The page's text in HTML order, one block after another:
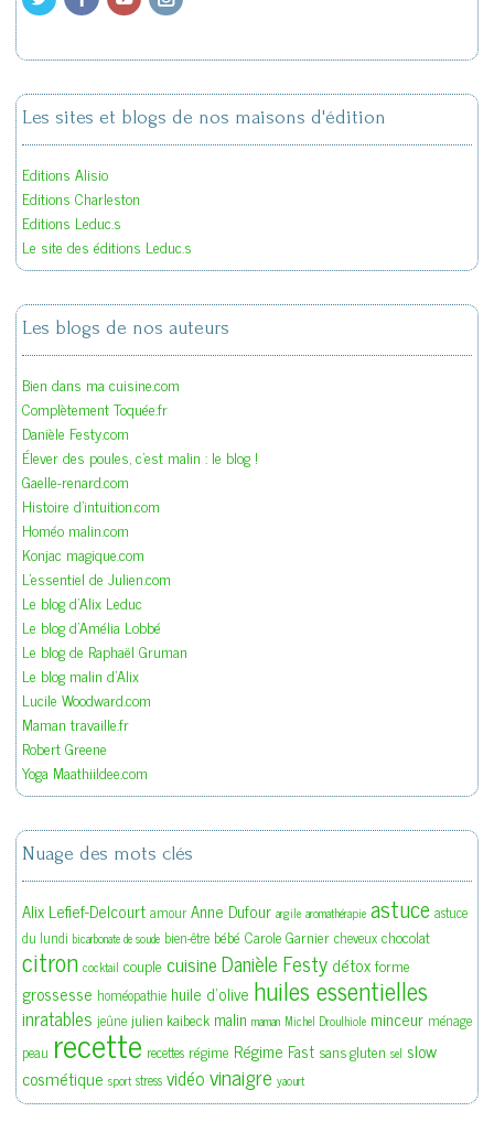
Les sites et blogs de nos maisons d'édition
Editions Alisio
Editions Charleston
Editions Leduc.s
Le site des éditions Leduc.s
Les blogs de nos auteurs
Bien dans ma cuisine.com
Complètement Toquée.fr
Danièle Festy.com
Élever des poules, c'est malin : le blog !
Gaelle-renard.com
Histoire d'intuition.com
Homéo malin.com
Konjac magique.com
L'essentiel de Julien.com
Le blog d'Alix Leduc
Le blog d'Amélia Lobbé
Le blog de Raphaël Gruman
Le blog malin d'Alix
Lucile Woodward.com
Maman travaille.fr
Robert Greene
Yoga Maathiildee.com
Nuage des mots clés
Alix Lefief-Delcourt amour Anne Dufour argile aromathérapie astuce astuce
du lundi bicarbonate de soude bien-être bébé Carole Garnier cheveux chocolat
citron cocktail couple cuisineDanièle Festy détoxforme
grossesse homéopathie huile d'olive huiles essentielles
inratables jeûne julien kaibeck malin maman Michel Droulhiole minceur ménage
peau recette recettes régime Régime Fast sans gluten sel slow
cosmétique sport stress vidéovinaigre yaourt